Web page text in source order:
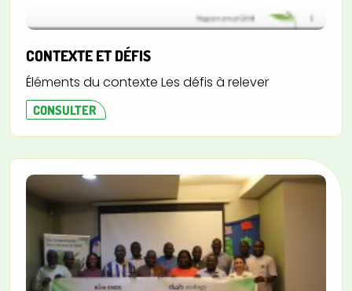
CONTEXTE ET DÉFIS
Éléments du contexte Les défis à relever
CONSULTER